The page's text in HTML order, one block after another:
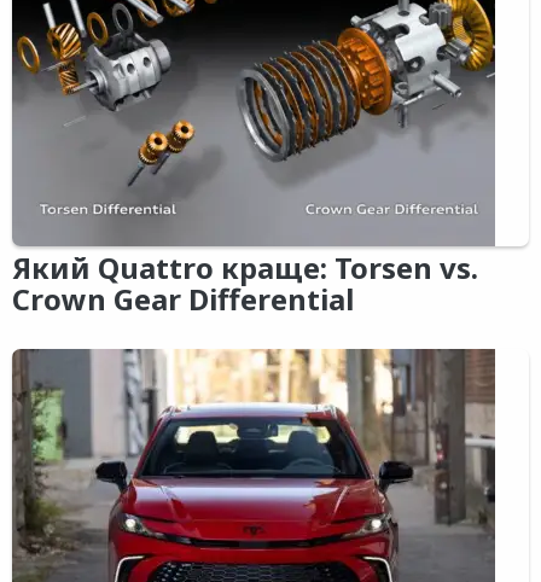
Який Quattro краще: Torsen vs.
Crown Gear Differential